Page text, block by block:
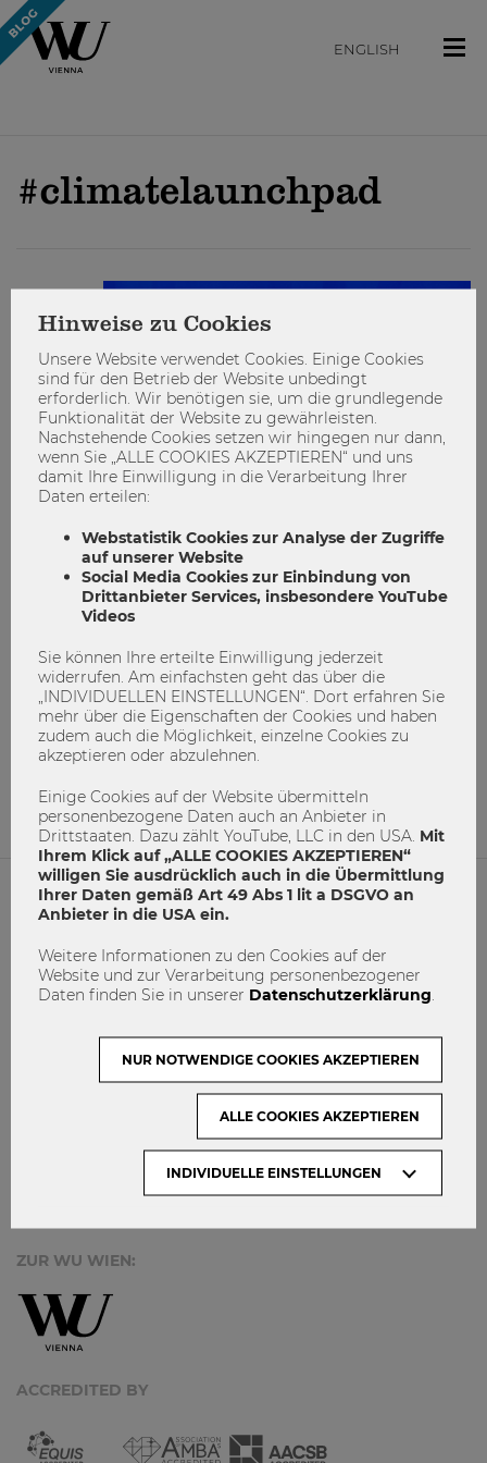
ENGLISH
#climatelaunchpad
Aquaponix (nein, kein Pokemon ;) )
ClimateLaunchpad Entrepreneurship
Idee
Startup
NETIQUETTE
IMPRESSUM
MACH MIT!
DATENSCHUTZ
ZUR WU WIEN:
ACCREDITED BY
Hinweise zu Cookies
Unsere Website verwendet Cookies. Einige Cookies
sind für den Betrieb der Website unbedingt
erforderlich. Wir benötigen sie, um die grundlegende
Funktionalität der Website zu gewährleisten.
Nachstehende Cookies setzen wir hingegen nur dann,
wenn Sie „ALLE COOKIES AKZEPTIEREN“ und uns
damit Ihre Einwilligung in die Verarbeitung Ihrer
Daten erteilen:
Webstatistik Cookies zur Analyse der Zugriffe
auf unserer Website
Social Media Cookies zur Einbindung von
Drittanbieter Services, insbesondere YouTube
Videos
Sie können Ihre erteilte Einwilligung jederzeit
widerrufen. Am einfachsten geht das über die
„INDIVIDUELLEN EINSTELLUNGEN“. Dort erfahren Sie
mehr über die Eigenschaften der Cookies und haben
zudem auch die Möglichkeit, einzelne Cookies zu
akzeptieren oder abzulehnen.
Einige Cookies auf der Website übermitteln
personenbezogene Daten auch an Anbieter in
Drittstaaten. Dazu zählt YouTube, LLC in den USA. Mit
Ihrem Klick auf „ALLE COOKIES AKZEPTIEREN“
willigen Sie ausdrücklich auch in die Übermittlung
Ihrer Daten gemäß Art 49 Abs 1 lit a DSGVO an
Anbieter in die USA ein.
Weitere Informationen zu den Cookies auf der
Website und zur Verarbeitung personenbezogener
Daten finden Sie in unserer Datenschutzerklärung
INDIVIDUELLE EINSTELLUNGEN
NUR NOTWENDIGE COOKIES AKZEPTIEREN
ALLE COOKIES AKZEPTIEREN